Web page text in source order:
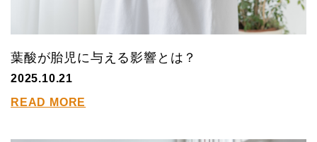
葉酸が胎児に与える影響とは？
2025.10.21
READ MORE